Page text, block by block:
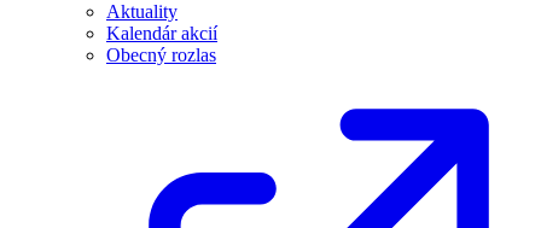
Aktuality
Kalendár akcií
Obecný rozlas